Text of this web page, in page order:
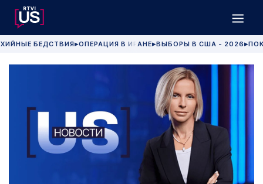
БЕДСТВИЯ▶ОПЕРАЦИЯ В ИРАНЕ▶ВЫБОРЫ В США - 2026 ▶